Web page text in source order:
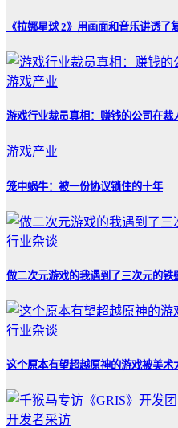
《拉娜星球 2》用画面和音乐讲透了
游戏产业
游戏行业裁员真相：赚钱的公司在裁
游戏产业
笼中蜗牛：被一份协议锁住的十年
行业杂谈
做二次元游戏的我遇到了三次元的铁
行业杂谈
这个原本有望超越原神的游戏被美术
开发者采访